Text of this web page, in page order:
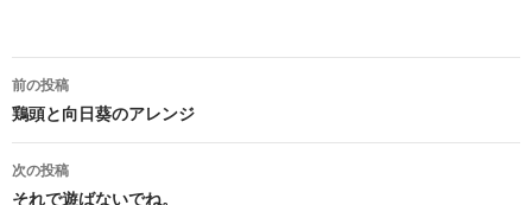
投
稿
ナ
前の投稿
鶏頭と向日葵のアレンジ
次の投稿
それで遊ばないでね。